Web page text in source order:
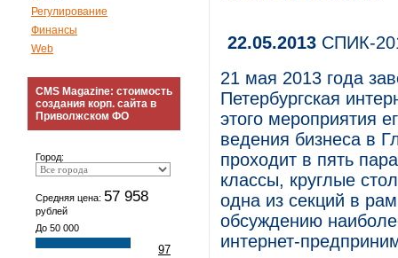
Регулирование
Финансы
Web
CMS Magazine: стоимость
создания корп. сайта в
Приволжском ФО
Город:
Средняя цена: 57 958
рублей
До 50 000
97
22.05.2013 СПИК-
21 мая 2013 года
Петербургская
этого мероприятия
ведения бизнеса в
проходит в пять
классы, круглые
одна из секций в
обсуждению
интернет-